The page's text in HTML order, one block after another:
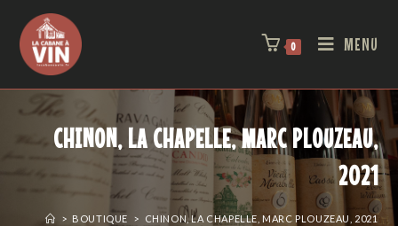
0 MENU
CHINON, LA CHAPELLE, MARC PLOUZEAU,
2021
> BOUTIQUE > CHINON, LA CHAPELLE, MARC PLOUZEAU, 2021